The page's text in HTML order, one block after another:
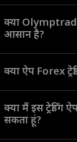
क्या
आसान है?
सभी टूल्स का इस्तेमाल
क्या ऐप Forex
रणनीतियाँ और असेट्स
एकदम सही हैं।
क्या मैं इस ट्रेडिंग
सकता हूं?